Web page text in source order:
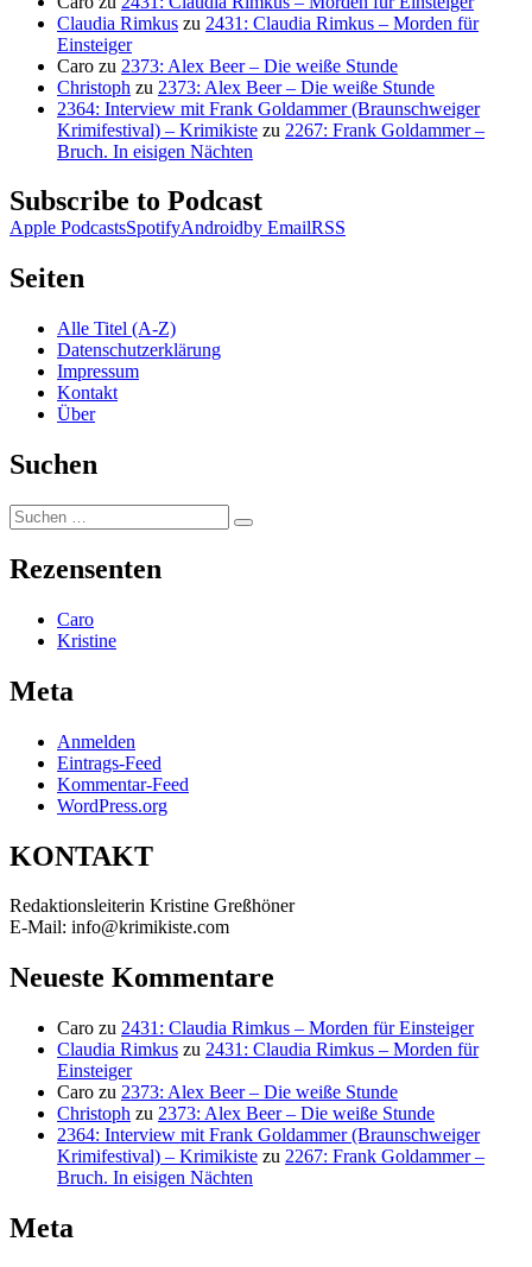
Claudia Rimkus zu 2431: Claudia Rimkus – Morden für
Einsteiger
Caro zu 2373: Alex Beer – Die weiße Stunde
Christoph zu 2373: Alex Beer – Die weiße Stunde
2364: Interview mit Frank Goldammer (Braunschweiger
Krimifestival) – Krimikiste zu 2267: Frank Goldammer –
Bruch. In eisigen Nächten
Subscribe to Podcast
Apple PodcastsSpotifyAndroidby EmailRSS
Seiten
Alle Titel (A-Z)
Datenschutzerklärung
Impressum
Kontakt
Über
Suchen
Suchen
nach:
Suchen
Rezensenten
Caro
Kristine
Meta
Anmelden
Eintrags-Feed
Kommentar-Feed
WordPress.org
KONTAKT
Redaktionsleiterin Kristine Greßhöner
E-Mail: info@krimikiste.com
Neueste Kommentare
Caro zu 2431: Claudia Rimkus – Morden für Einsteiger
Claudia Rimkus zu 2431: Claudia Rimkus – Morden für
Einsteiger
Caro zu 2373: Alex Beer – Die weiße Stunde
Christoph zu 2373: Alex Beer – Die weiße Stunde
2364: Interview mit Frank Goldammer (Braunschweiger
Krimifestival) – Krimikiste zu 2267: Frank Goldammer –
Bruch. In eisigen Nächten
Meta